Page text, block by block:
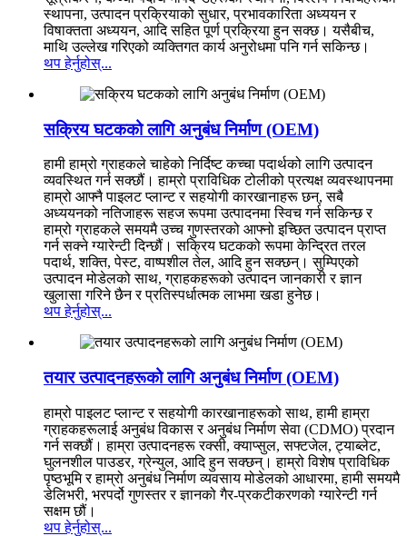
स्थापना, उत्पादन प्रक्रियाको सुधार, प्रभावकारिता अध्ययन र
विषाक्तता अध्ययन, आदि सहित पूर्ण प्रक्रिया हुन सक्छ। यसैबीच,
माथि उल्लेख गरिएको व्यक्तिगत कार्य अनुरोधमा पनि गर्न सकिन्छ।
थप हेर्नुहोस्...
सक्रिय घटकको लागि अनुबंध निर्माण (OEM)
हामी हाम्रो ग्राहकले चाहेको निर्दिष्ट कच्चा पदार्थको लागि उत्पादन
व्यवस्थित गर्न सक्छौं। हाम्रो प्राविधिक टोलीको प्रत्यक्ष व्यवस्थापनमा
हाम्रो आफ्नै पाइलट प्लान्ट र सहयोगी कारखानाहरू छन्, सबै
अध्ययनको नतिजाहरू सहज रूपमा उत्पादनमा स्विच गर्न सकिन्छ र
हाम्रो ग्राहकले समयमै उच्च गुणस्तरको आफ्नो इच्छित उत्पादन प्राप्त
गर्न सक्ने ग्यारेन्टी दिन्छौं। सक्रिय घटकको रूपमा केन्द्रित तरल
पदार्थ, शक्ति, पेस्ट, वाष्पशील तेल, आदि हुन सक्छन्। सुम्पिएको
उत्पादन मोडेलको साथ, ग्राहकहरूको उत्पादन जानकारी र ज्ञान
खुलासा गरिने छैन र प्रतिस्पर्धात्मक लाभमा खडा हुनेछ।
थप हेर्नुहोस्...
तयार उत्पादनहरूको लागि अनुबंध निर्माण (OEM)
हाम्रो पाइलट प्लान्ट र सहयोगी कारखानाहरूको साथ, हामी हाम्रा
ग्राहकहरूलाई अनुबंध विकास र अनुबंध निर्माण सेवा (CDMO) प्रदान
गर्न सक्छौं। हाम्रा उत्पादनहरू रक्सी, क्याप्सुल, सफ्टजेल, ट्याब्लेट,
घुलनशील पाउडर, ग्रेन्युल, आदि हुन सक्छन्। हाम्रो विशेष प्राविधिक
पृष्ठभूमि र हाम्रो अनुबंध निर्माण व्यवसाय मोडेलको आधारमा, हामी समयमै
डेलिभरी, भरपर्दो गुणस्तर र ज्ञानको गैर-प्रकटीकरणको ग्यारेन्टी गर्न
सक्षम छौं।
थप हेर्नुहोस्...